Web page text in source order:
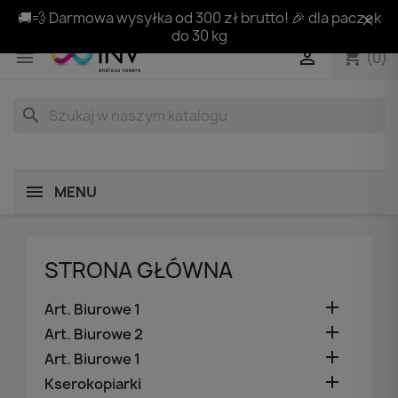
🚚💨 Darmowa wysyłka od 300 zł brutto! 🎉 dla paczek
do 30 kg
 shopping_cart(0)

search
MENU
STRONA GŁÓWNA
Art. Biurowe 1 
Art. Biurowe 2 
Art. Biurowe 1 
Kserokopiarki 